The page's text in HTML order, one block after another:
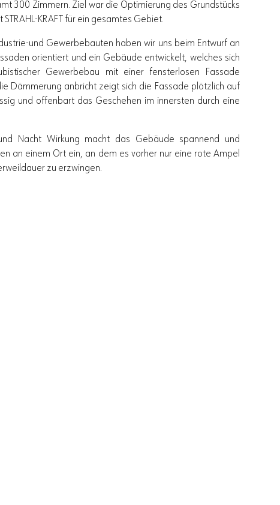
300 Zimmern. Ziel war die Optimierung des Grundstücks
KRAFT für ein gesamtes Gebiet.
und Gewerbebauten haben wir uns beim Entwurf an
orientiert und ein Gebäude entwickelt, welches sich
Gewerbebau mit einer fensterlosen Fassade
Dämmerung anbricht zeigt sich die Fassade plötzlich auf
und offenbart das Geschehen im innersten durch eine
Nacht Wirkung macht das Gebäude spannend und
an einem Ort ein, an dem es vorher nur eine rote Ampel
zu erzwingen.